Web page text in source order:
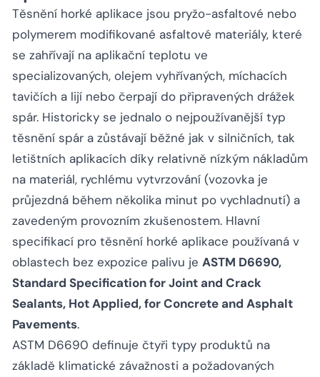
Těsnění horké aplikace jsou pryžo-asfaltové nebo
polymerem modifikované asfaltové materiály, které
se zahřívají na aplikační teplotu ve
specializovaných, olejem vyhřívaných, míchacích
tavičích a lijí nebo čerpají do připravených drážek
spár. Historicky se jednalo o nejpoužívanější typ
těsnění spár a zůstávají běžné jak v silničních, tak
letištních aplikacích díky relativně nízkým nákladům
na materiál, rychlému vytvrzování (vozovka je
průjezdná během několika minut po vychladnutí) a
zavedeným provozním zkušenostem. Hlavní
specifikací pro těsnění horké aplikace používaná v
oblastech bez expozice palivu je ASTM D6690,
Standard Specification for Joint and Crack
Sealants, Hot Applied, for Concrete and Asphalt
Pavements.
ASTM D6690 definuje čtyři typy produktů na
základě klimatické závažnosti a požadovaných